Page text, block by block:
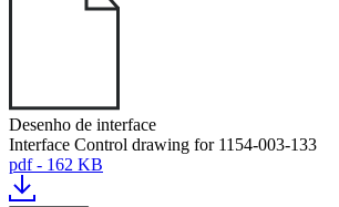
Desenho de interface
Interface Control drawing for 1154-003-133
pdf - 162 KB